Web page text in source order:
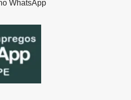
WhatsApp